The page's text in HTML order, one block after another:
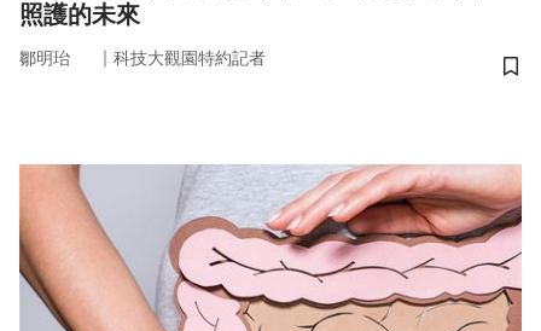
照護的未來
鄒明珆 ｜ 科技大觀園特約記者
儲